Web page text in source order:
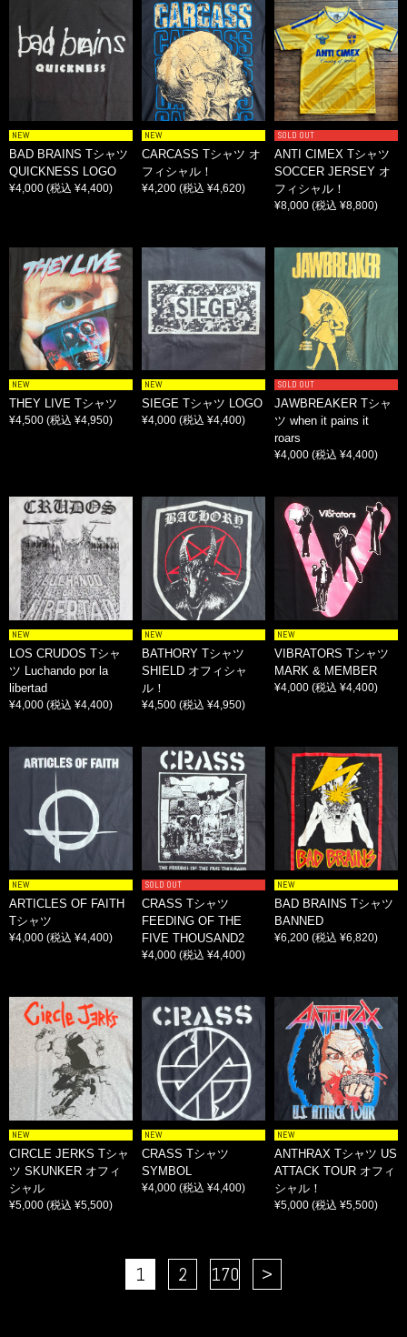
NEW
BAD BRAINS Tシャツ
QUICKNESS LOGO
¥4,000 (税込 ¥4,400)
NEW
CARCASS Tシャツ オ
フィシャル！
¥4,200 (税込 ¥4,620)
SOLD OUT
ANTI CIMEX Tシャツ
SOCCER JERSEY オ
フィシャル！
¥8,000 (税込 ¥8,800)
NEW
THEY LIVE Tシャツ
¥4,500 (税込 ¥4,950)
NEW
SIEGE Tシャツ LOGO
¥4,000 (税込 ¥4,400)
SOLD OUT
JAWBREAKER Tシャ
ツ when it pains it
roars
¥4,000 (税込 ¥4,400)
NEW
LOS CRUDOS Tシャ
ツ Luchando por la
libertad
¥4,000 (税込 ¥4,400)
NEW
BATHORY Tシャツ
SHIELD オフィシャ
ル！
¥4,500 (税込 ¥4,950)
NEW
VIBRATORS Tシャツ
MARK & MEMBER
¥4,000 (税込 ¥4,400)
NEW
ARTICLES OF FAITH
Tシャツ
¥4,000 (税込 ¥4,400)
SOLD OUT
CRASS Tシャツ
FEEDING OF THE
FIVE THOUSAND2
¥4,000 (税込 ¥4,400)
NEW
BAD BRAINS Tシャツ
BANNED
¥6,200 (税込 ¥6,820)
NEW
CIRCLE JERKS Tシャ
ツ SKUNKER オフィ
シャル
¥5,000 (税込 ¥5,500)
NEW
CRASS Tシャツ
SYMBOL
¥4,000 (税込 ¥4,400)
NEW
ANTHRAX Tシャツ US
ATTACK TOUR オフィ
シャル！
¥5,000 (税込 ¥5,500)
1 2 170 >